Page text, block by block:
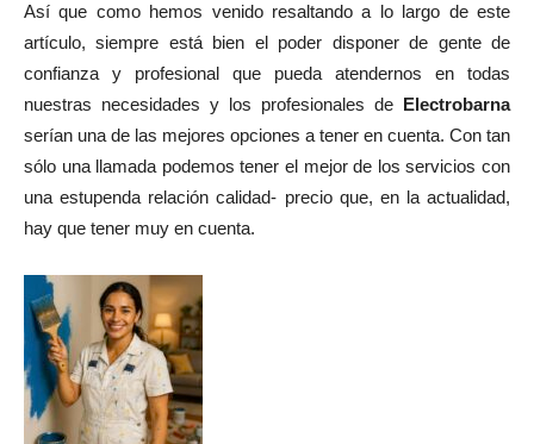
Así que como hemos venido resaltando a lo largo de este
artículo, siempre está bien el poder disponer de gente de
confianza y profesional que pueda atendernos en todas
nuestras necesidades y los profesionales de Electrobarna
serían una de las mejores opciones a tener en cuenta. Con tan
sólo una llamada podemos tener el mejor de los servicios con
una estupenda relación calidad- precio que, en la actualidad,
hay que tener muy en cuenta.